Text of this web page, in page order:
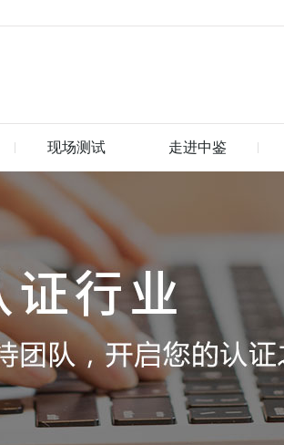
现场测试 走进中鉴